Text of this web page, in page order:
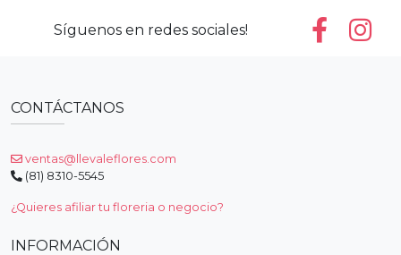
Síguenos en redes sociales!
CONTÁCTANOS
ventas@llevaleflores.com
(81) 8310-5545
¿Quieres afiliar tu floreria o negocio?
INFORMACIÓN